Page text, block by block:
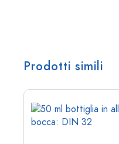
Prodotti simili